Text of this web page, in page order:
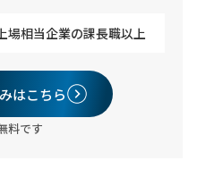
場相当企業の課長職以上
はこちら
料です